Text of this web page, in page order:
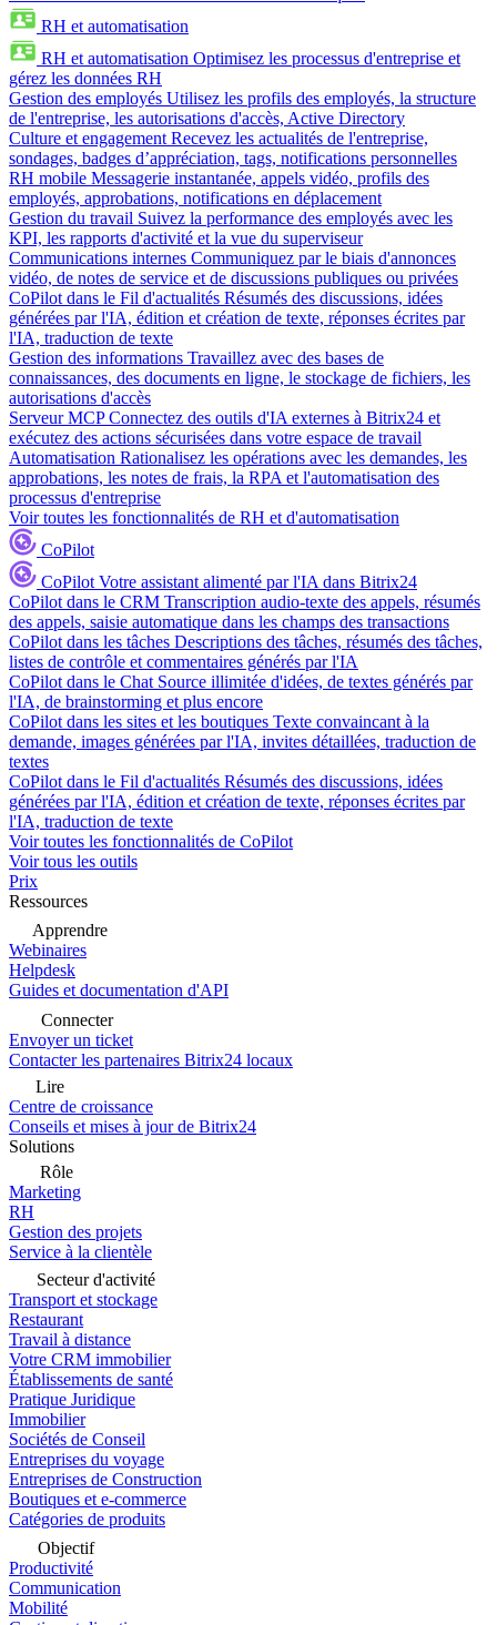
RH et automatisation
RH et automatisation Optimisez les processus d'entreprise et
gérez les données RH
Gestion des employés Utilisez les profils des employés, la structure
de l'entreprise, les autorisations d'accès, Active Directory
Culture et engagement Recevez les actualités de l'entreprise,
sondages, badges d’appréciation, tags, notifications personnelles
RH mobile Messagerie instantanée, appels vidéo, profils des
employés, approbations, notifications en déplacement
Gestion du travail Suivez la performance des employés avec les
KPI, les rapports d'activité et la vue du superviseur
Communications internes Communiquez par le biais d'annonces
vidéo, de notes de service et de discussions publiques ou privées
CoPilot dans le Fil d'actualités Résumés des discussions, idées
générées par l'IA, édition et création de texte, réponses écrites par
l'IA, traduction de texte
Gestion des informations Travaillez avec des bases de
connaissances, des documents en ligne, le stockage de fichiers, les
autorisations d'accès
Serveur MCP Connectez des outils d'IA externes à Bitrix24 et
exécutez des actions sécurisées dans votre espace de travail
Automatisation Rationalisez les opérations avec les demandes, les
approbations, les notes de frais, la RPA et l'automatisation des
processus d'entreprise
Voir toutes les fonctionnalités de RH et d'automatisation
CoPilot
CoPilot Votre assistant alimenté par l'IA dans Bitrix24
CoPilot dans le CRM Transcription audio-texte des appels, résumés
des appels, saisie automatique dans les champs des transactions
CoPilot dans les tâches Descriptions des tâches, résumés des tâches,
listes de contrôle et commentaires générés par l'IA
CoPilot dans le Chat Source illimitée d'idées, de textes générés par
l'IA, de brainstorming et plus encore
CoPilot dans les sites et les boutiques Texte convaincant à la
demande, images générées par l'IA, invites détaillées, traduction de
textes
CoPilot dans le Fil d'actualités Résumés des discussions, idées
générées par l'IA, édition et création de texte, réponses écrites par
l'IA, traduction de texte
Voir toutes les fonctionnalités de CoPilot
Voir tous les outils
Prix
Ressources
Apprendre
Webinaires
Helpdesk
Guides et documentation d'API
Connecter
Envoyer un ticket
Contacter les partenaires Bitrix24 locaux
Lire
Centre de croissance
Conseils et mises à jour de Bitrix24
Solutions
Rôle
Marketing
RH
Gestion des projets
Service à la clientèle
Secteur d'activité
Transport et stockage
Restaurant
Travail à distance
Votre CRM immobilier
Établissements de santé
Pratique Juridique
Immobilier
Sociétés de Conseil
Entreprises du voyage
Entreprises de Construction
Boutiques et e-commerce
Catégories de produits
Objectif
Productivité
Communication
Mobilité